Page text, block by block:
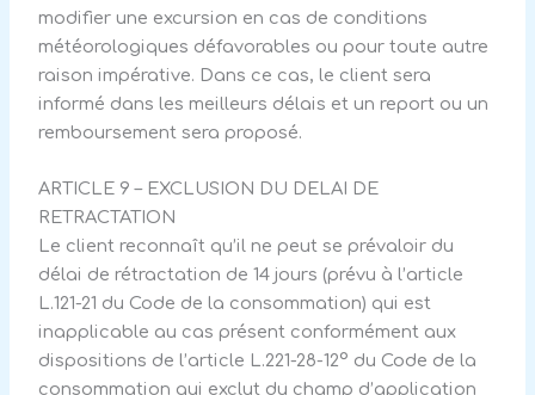
modifier une excursion en cas de conditions
météorologiques défavorables ou pour toute autre
raison impérative. Dans ce cas, le client sera
informé dans les meilleurs délais et un report ou un
remboursement sera proposé.
ARTICLE 9 – EXCLUSION DU DELAI DE
RETRACTATION
Le client reconnaît qu’il ne peut se prévaloir du
délai de rétractation de 14 jours (prévu à l’article
L.121-21 du Code de la consommation) qui est
inapplicable au cas présent conformément aux
dispositions de l’article L.221-28-12° du Code de la
consommation qui exclut du champ d’application